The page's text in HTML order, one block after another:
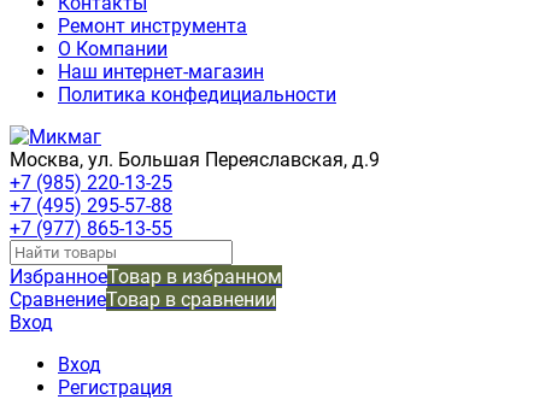
Ремонт инструмента
О Компании
Наш интернет-магазин
Политика конфедициальности
Москва, ул. Большая Переяславская, д.9
+7 (985) 220-13-25
+7 (495) 295-57-88
+7 (977) 865-13-55
ИзбранноеТовар в избранном
СравнениеТовар в сравнении
Вход
Вход
Регистрация